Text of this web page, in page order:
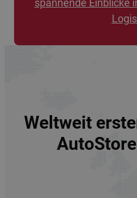
spannende Einblicke
Weltweit